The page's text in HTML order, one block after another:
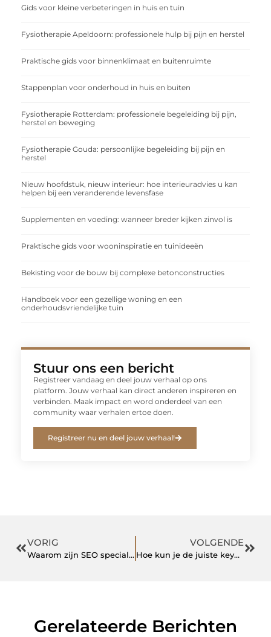
Gids voor kleine verbeteringen in huis en tuin
Fysiotherapie Apeldoorn: professionele hulp bij pijn en herstel
Praktische gids voor binnenklimaat en buitenruimte
Stappenplan voor onderhoud in huis en buiten
Fysiotherapie Rotterdam: professionele begeleiding bij pijn,
herstel en beweging
Fysiotherapie Gouda: persoonlijke begeleiding bij pijn en
herstel
Nieuw hoofdstuk, nieuw interieur: hoe interieuradvies u kan
helpen bij een veranderende levensfase
Supplementen en voeding: wanneer breder kijken zinvol is
Praktische gids voor wooninspiratie en tuinideeën
Bekisting voor de bouw bij complexe betonconstructies
Handboek voor een gezellige woning en een
onderhoudsvriendelijke tuin
Stuur ons een bericht
Registreer vandaag en deel jouw verhaal op ons
platform. Jouw verhaal kan direct anderen inspireren en
verbinden. Maak impact en word onderdeel van een
community waar verhalen ertoe doen.
Registreer nu en deel jouw verhaal!
VORIG
Waarom zijn SEO specialisten zo fan van ranking tools?
VOLGENDE
Hoe kun je de juiste keywords vinden voor SEO?
Gerelateerde Berichten